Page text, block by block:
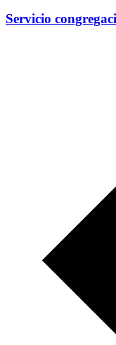
Servicio